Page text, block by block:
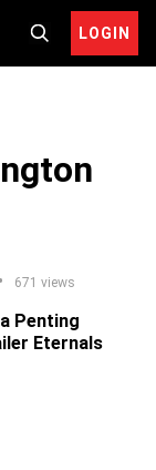
LOGIN
671 views
Penting
Eternals